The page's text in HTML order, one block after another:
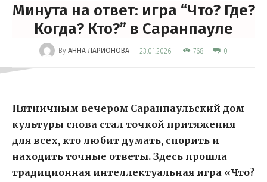
Минута на ответ: игра “Что? Где?
Когда? Кто?” в Саранпауле
By АННА ЛАРИОНОВА 23.01.2026 768 0
Пятничным вечером Саранпаульский дом
культуры снова стал точкой притяжения
для всех, кто любит думать, спорить и
находить точные ответы. Здесь прошла
традиционная интеллектуальная игра «Что?